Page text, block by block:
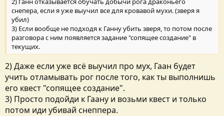
снепера, если я уже выучил все для кровавой мухи. (зверя я
убил)
3) Если вообще не подходя к Ганну убить зверя, то потом после
разговора с ним появляется задание "сопящее создание" в
текущих.
2) Даже если уже всё выучил про мух, Гаан будет
учить отламывать рог после того, как ты выполнишь
его квест "сопящее создание".
3) Просто подойди к Гаану и возьми квест и только
потом иди убивай снеппера.